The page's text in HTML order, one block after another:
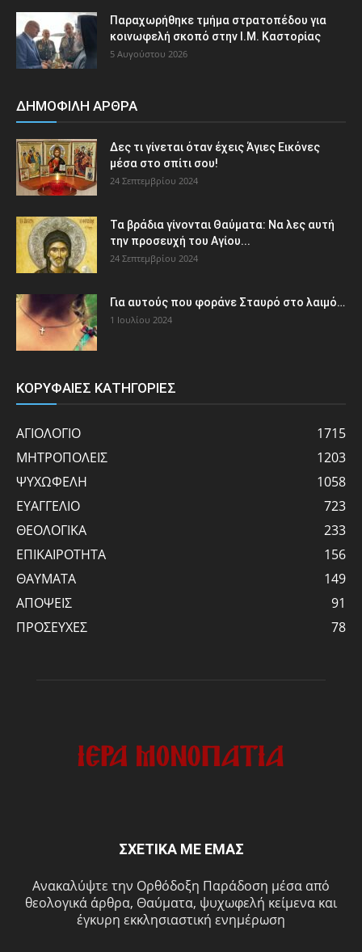
Παραχωρήθηκε τμήμα στρατοπέδου για
κοινωφελή σκοπό στην Ι.Μ. Καστορίας
5 Αυγούστου 2026
ΔΗΜΟΦΙΛΗ ΑΡΘΡΑ
Δες τι γίνεται όταν έχεις Άγιες Εικόνες
μέσα στο σπίτι σου!
24 Σεπτεμβρίου 2024
Τα βράδια γίνονται Θαύματα: Να λες αυτή
την προσευχή του Αγίου...
24 Σεπτεμβρίου 2024
Για αυτούς που φοράνε Σταυρό στο λαιμό…
1 Ιουλίου 2024
ΚΟΡΥΦΑΙΕΣ ΚΑΤΗΓΟΡΙΕΣ
ΑΓΙΟΛΟΓΙΟ
1715
ΜΗΤΡΟΠΟΛΕΙΣ
1203
ΨΥΧΩΦΕΛΗ
1058
ΕΥΑΓΓΕΛΙΟ
723
ΘΕΟΛΟΓΙΚΑ
233
ΕΠΙΚΑΙΡΟΤΗΤΑ
156
ΘΑΥΜΑΤΑ
149
ΑΠΟΨΕΙΣ
91
ΠΡΟΣΕΥΧΕΣ
78
ΣΧΕΤΙΚΑ ΜΕ ΕΜΑΣ
Ανακαλύψτε την Ορθόδοξη Παράδοση μέσα από
θεολογικά άρθρα, Θαύματα, ψυχωφελή κείμενα και
έγκυρη εκκλησιαστική ενημέρωση